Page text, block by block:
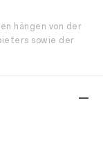
hängen von der
sowie der